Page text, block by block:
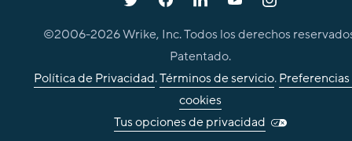
©2006-2026Wrike, Inc. Todos los derechos
Patentado.
Política de Privacidad.Términos de servicio.
cookies
Tus opciones de privacidad